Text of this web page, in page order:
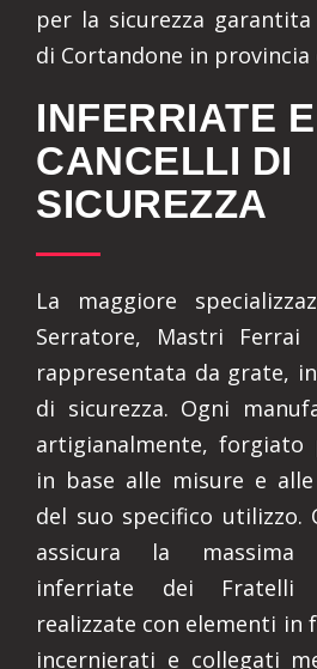
per la sicurezza
di Cortandone in provincia
INFERRIATE E
CANCELLI DI
SICUREZZA
La maggiore
Serratore, Mastri Ferrai
rappresentata da grate,
di sicurezza. Ogni
artigianalmente, forgiato
in base alle misure e
del suo specifico utilizzo.
assicura la massima
inferriate dei Fratelli
realizzate con elementi in
incernierati e collegati